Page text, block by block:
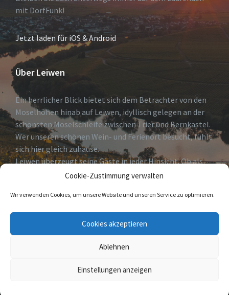
Cookie-Zustimmung verwalten
Wir verwenden Cookies, um unsere Website und unseren Service zu optimieren.
Cookies akzeptieren
Ablehnen
Einstellungen anzeigen
mit DorfFunk!
Jetzt laden für iOS & Android
Über Leiwen
Ein herrlicher Blick bietet sich dem Betrachter von den
Moselhöhen hinab auf Leiwen, idyllisch gelegen an der
schönsten Moselschleife zwischen Trier und Bernkastel.
Wer unseren schönen Wein- und Ferienort besucht, fühlt
sich hier gleich zuhause.
Leiwen überzeugt seine Gäste in jeder Hinsicht. Ob als
erholsames Urlaubsdomizil, Geheimtip für Weinkenner
werden wollen oder Eldorado für Freizeitsportler.
Wir heißen Sie herzlich Willkommen!